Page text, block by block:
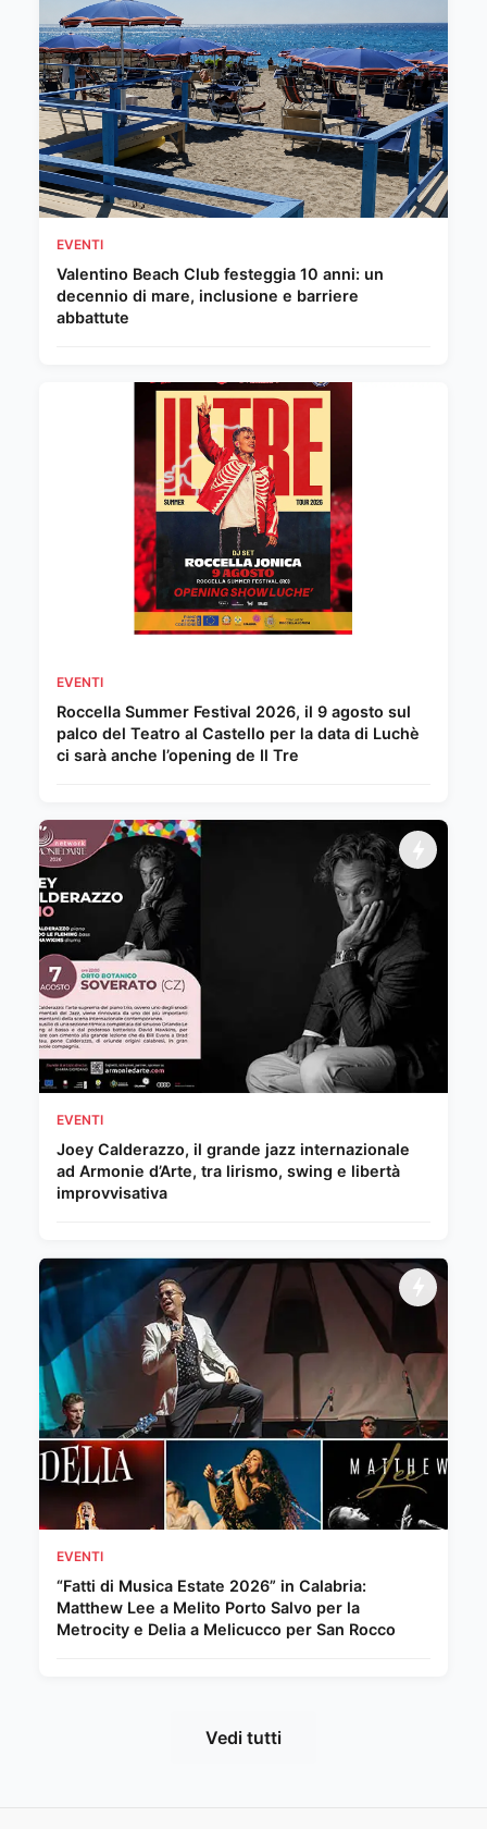
EVENTI
Valentino Beach Club festeggia 10 anni: un
decennio di mare, inclusione e barriere
abbattute
EVENTI
Roccella Summer Festival 2026, il 9 agosto sul
palco del Teatro al Castello per la data di Luchè
ci sarà anche l’opening de Il Tre
EVENTI
Joey Calderazzo, il grande jazz internazionale
ad Armonie d’Arte, tra lirismo, swing e libertà
improvvisativa
EVENTI
“Fatti di Musica Estate 2026” in Calabria:
Matthew Lee a Melito Porto Salvo per la
Metrocity e Delia a Melicucco per San Rocco
Vedi tutti